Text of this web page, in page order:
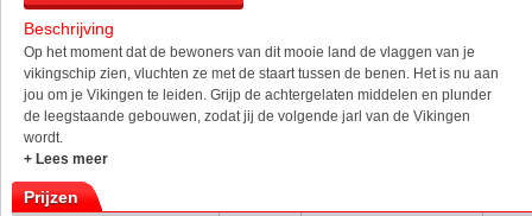
Beschrijving
Op het moment dat de bewoners van dit mooie land de vlaggen van je
vikingschip zien, vluchten ze met de staart tussen de benen. Het is nu aan
jou om je Vikingen te leiden. Grijp de achtergelaten middelen en plunder
de leegstaande gebouwen, zodat jij de volgende jarl van de Vikingen
wordt.
+ Lees meer
Prijzen